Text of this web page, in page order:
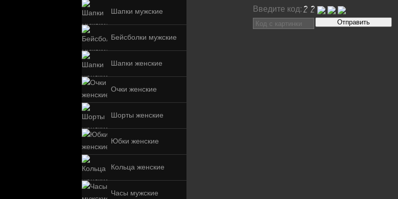
Шапки мужские
Бейсболки мужские
Шапки женские
Очки женские
Шорты женские
Юбки женские
Кольца женские
Часы мужские
Введите код: